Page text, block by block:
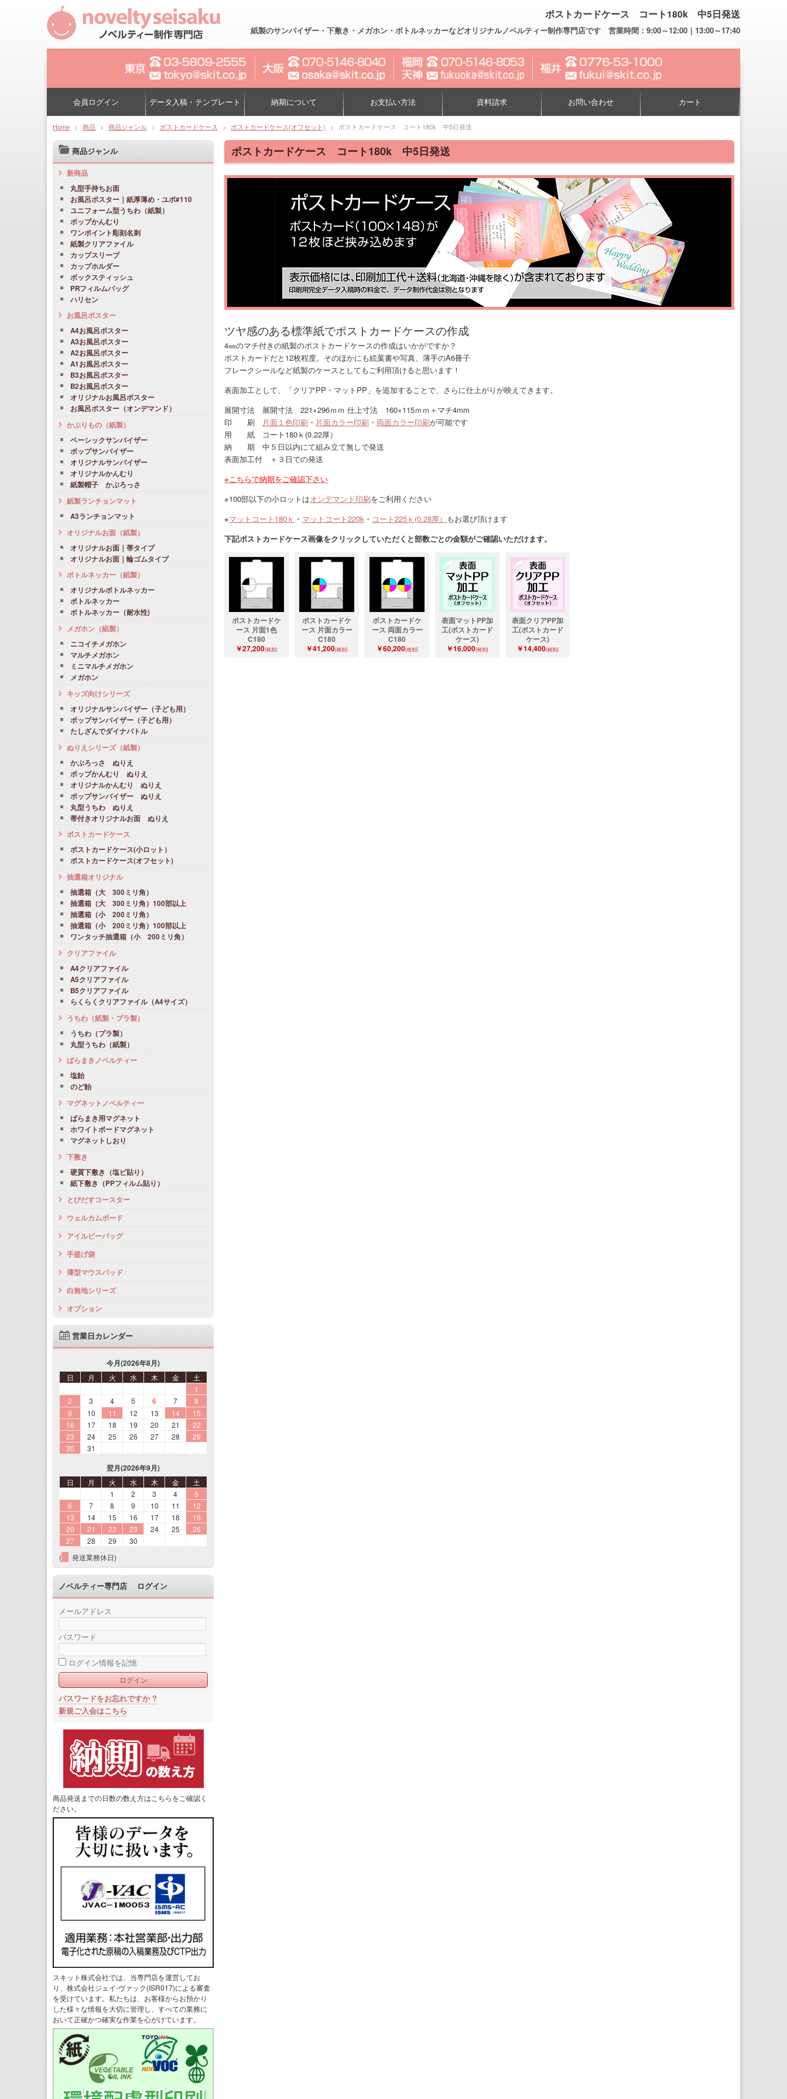
ポストカードケース コート180k 中5日発送
紙製のサンバイザー・下敷き・メガホン・ボトルネッカーなどオリジナルノベルティー制作専門店です 営業時間：9:00～12:00｜13:00～17:40
会員ログイン データ入稿・テンプレート 納期について お支払い方法 資料請求 お問い合わせ カート
Home > 商品 > 商品ジャンル > ポストカードケース > ポストカードケース(オフセット) > ポストカードケース コート180k 中5日発送
ポストカードケース コート180k 中5日発送
ツヤ感のある標準紙でポストカードケースの作成
4㎜のマチ付きの紙製のポストカードケースの作成はいかがですか？
ポストカードだと12枚程度。そのほかにも絵葉書や写真、薄手のA6冊子
フレークシールなど紙製のケースとしてもご利用頂けると思います！
表面加工として、「クリアPP・マットPP」を追加することで、さらに仕上がりが映えてきます。
展開寸法 展開寸法 221×296ｍｍ 仕上寸法 160×115ｍｍ＋マチ4mm
印 刷
片面１色印刷 ・ 片面カラー印刷 ・ 両面カラー印刷が可能です
用 紙 コート180ｋ(0.22厚）
納 期 中５日以内にて組み立て無しで発送
表面加工付 ＋３日での発送
※こちらで納期をご確認下さい
※100部以下の小ロットはオンデマンド印刷をご利用ください
※マットコート180ｋ ・ マットコート220k ・ コート225ｋ(0.28厚） もお選び頂けます
下記ポストカードケース画像をクリックしていただくと部数ごとの金額がご確認いただけます。
ポストカードケ
ース 片面1色
C180
￥27,200(税別)
ポストカードケ
ース 片面カラー
C180
￥41,200(税別)
ポストカードケ
ース 両面カラー
C180
￥60,200(税別)
表面マットPP加
工(ポストカード
ケース)
￥16,000(税別)
表面クリアPP加
工(ポストカード
ケース)
￥14,400(税別)
商品ジャンル
新商品
丸型手持ちお面
お風呂ポスター｜紙厚薄め・ユポ#110
ユニフォーム型うちわ（紙製）
ポップかんむり
ワンポイント彫刻名刺
紙製クリアファイル
カップスリーブ
カップホルダー
ボックスティッシュ
PRフィルムバッグ
ハリセン
お風呂ポスター
A4お風呂ポスター
A3お風呂ポスター
A2お風呂ポスター
A1お風呂ポスター
B3お風呂ポスター
B2お風呂ポスター
オリジナルお風呂ポスター
お風呂ポスター（オンデマンド）
かぶりもの（紙製）
ベーシックサンバイザー
ポップサンバイザー
オリジナルサンバイザー
オリジナルかんむり
紙製帽子 かぶろっさ
紙製ランチョンマット
A3ランチョンマット
オリジナルお面（紙製）
オリジナルお面｜帯タイプ
オリジナルお面｜輪ゴムタイプ
ボトルネッカー（紙製）
オリジナルボトルネッカー
ボトルネッカー
ボトルネッカー（耐水性)
メガホン（紙製）
ニコイチメガホン
マルチメガホン
ミニマルチメガホン
メガホン
キッズ向けシリーズ
オリジナルサンバイザー（子ども用）
ポップサンバイザー（子ども用）
たしざんでダイナバトル
ぬりえシリーズ（紙製）
かぶろっさ ぬりえ
ポップかんむり ぬりえ
オリジナルかんむり ぬりえ
ポップサンバイザー ぬりえ
丸型うちわ ぬりえ
帯付きオリジナルお面 ぬりえ
ポストカードケース
ポストカードケース(小ロット）
ポストカードケース(オフセット)
抽選箱オリジナル
抽選箱（大 300ミリ角）
抽選箱（大 300ミリ角）100部以上
抽選箱（小 200ミリ角）
抽選箱（小 200ミリ角）100部以上
ワンタッチ抽選箱（小 200ミリ角）
クリアファイル
A4クリアファイル
A5クリアファイル
B5クリアファイル
らくらくクリアファイル（A4サイズ）
うちわ（紙製・プラ製）
うちわ（プラ製）
丸型うちわ（紙製）
ばらまきノベルティー
塩飴
のど飴
マグネットノベルティー
ばらまき用マグネット
ホワイトボードマグネット
マグネットしおり
下敷き
硬質下敷き（塩ビ貼り）
紙下敷き（PPフィルム貼り）
とびだすコースター
ウェルカムボード
アイルビーバッグ
手提げ袋
薄型マウスパッド
白無地シリーズ
オプション
営業日カレンダー
今月(2026年8月)
日 月 火 水 木 金
土
1
2
3 4 5 6 7
8
9
10 11 12 13 14
15
16
17 18 19 20 21
22
23
24 25 26 27 28
29
30
31
翌月(2026年9月)
日 月 火 水 木 金
土
1
2 3 4
5
6
7 8 9 10 11
12
13
14 15 16 17 18
19
20
21 22 23 24 25
26
27
28 29
30
(
発送業務休日)
ノベルティー専門店 ログイン
メールアドレス
パスワード
ログイン情報を記憶
パスワードをお忘れですか ?
新規ご入会はこちら
商品発送までの日数の数え方はこちらをご確認く
ださい。
スキット株式会社では、当専門店を運営してお
り、株式会社ジェイ-ヴァック(ISR017)による審査
を受けています。私たちは、お客様からお預かり
した様々な情報を大切に管理し、すべての業務に
おいて正確かつ確実な作業を心がけています。